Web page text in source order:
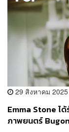
29 สิงหาคม 2025
Emma Stone ไ
ภาพยนตร์